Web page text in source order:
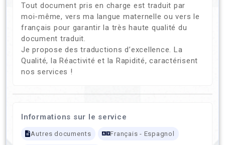
Tout document pris en charge est traduit par
moi-même, vers ma langue maternelle ou vers le
français pour garantir la très haute qualité du
document traduit.
Je propose des traductions d’excellence. La
Qualité, la Réactivité et la Rapidité, caractérisent
nos services !
Informations sur le service
Autres documents Français - Espagnol